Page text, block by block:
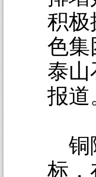
积极
色集
泰山
报道
铜
标，